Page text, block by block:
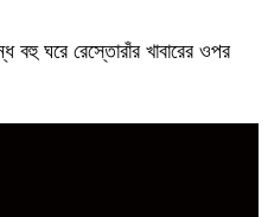
বহু ঘরে রেস্তোরাঁর খাবারের ওপর